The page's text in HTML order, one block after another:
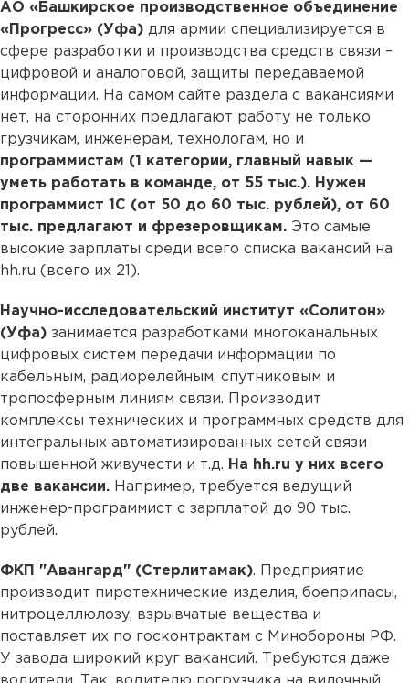
АО «Башкирское производственное объединение
«Прогресс» (Уфа) для армии специализируется в
сфере разработки и производства средств связи –
цифровой и аналоговой, защиты передаваемой
информации. На самом сайте раздела с вакансиями
нет, на сторонних предлагают работу не только
грузчикам, инженерам, технологам, но и
программистам (1 категории, главный навык —
уметь работать в команде, от 55 тыс.). Нужен
программист 1С (от 50 до 60 тыс. рублей), от 60
тыс. предлагают и фрезеровщикам. Это самые
высокие зарплаты среди всего списка вакансий на
hh.ru (всего их 21).
Научно-исследовательский институт «Солитон»
(Уфа) занимается разработками многоканальных
цифровых систем передачи информации по
кабельным, радиорелейным, спутниковым и
тропосферным линиям связи. Производит
комплексы технических и программных средств для
интегральных автоматизированных сетей связи
повышенной живучести и т.д. На hh.ru у них всего
две вакансии. Например, требуется ведущий
инженер-программист с зарплатой до 90 тыс.
рублей.
ФКП "Авангард" (Стерлитамак). Предприятие
производит пиротехнические изделия, боеприпасы,
нитроцеллюлозу, взрывчатые вещества и
поставляет их по госконтрактам с Минобороны РФ.
У завода широкий круг вакансий. Требуются даже